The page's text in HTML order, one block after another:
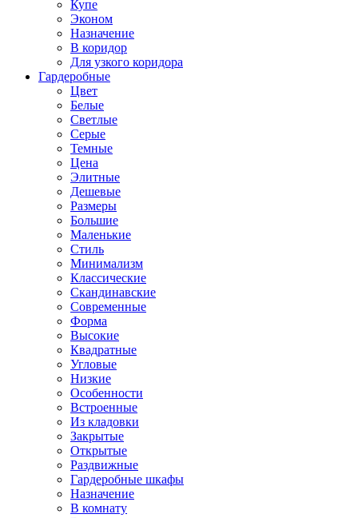
Купе
Эконом
Назначение
В коридор
Для узкого коридора
Гардеробные
Цвет
Белые
Светлые
Серые
Темные
Цена
Элитные
Дешевые
Размеры
Большие
Маленькие
Стиль
Минимализм
Классические
Скандинавские
Современные
Форма
Высокие
Квадратные
Угловые
Низкие
Особенности
Встроенные
Из кладовки
Закрытые
Открытые
Раздвижные
Гардеробные шкафы
Назначение
В комнату